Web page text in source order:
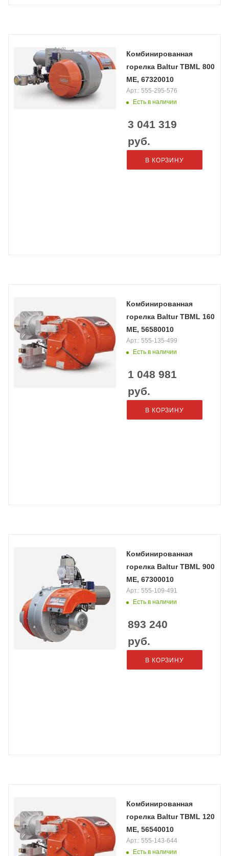
Комбинированная
горелка Baltur TBML 800
ME, 67320010
Есть в наличии
Арт.: 555-295-576
3 041 319
руб.
В КОРЗИНУ
Комбинированная
горелка Baltur TBML 160
ME, 56580010
Есть в наличии
Арт.: 555-135-499
1 048 981
руб.
В КОРЗИНУ
Комбинированная
горелка Baltur TBML 900
ME, 67300010
Есть в наличии
Арт.: 555-109-491
893 240
руб.
В КОРЗИНУ
Комбинированная
горелка Baltur TBML 120
ME, 56540010
Есть в наличии
Арт.: 555-143-644